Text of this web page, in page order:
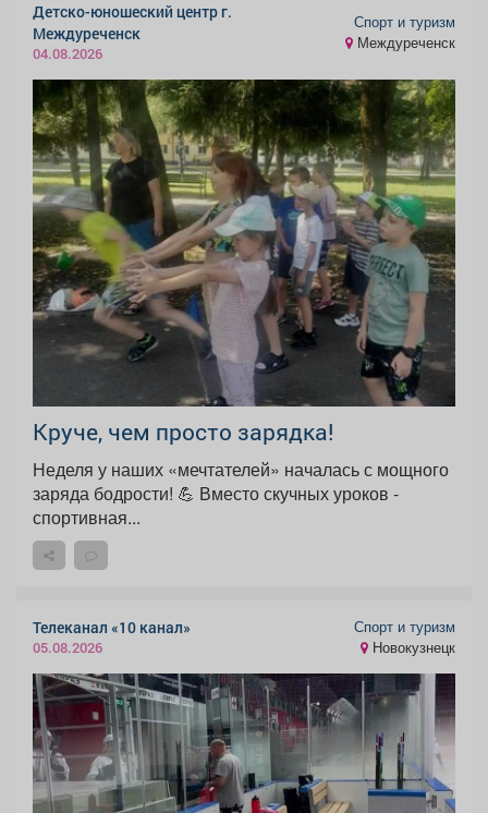
Детско-юношеский центр г.
Междуреченск
04.08.2026
Спорт и туризм
Междуреченск
Круче, чем просто зарядка!
Неделя у наших «мечтателей» началась с мощного
заряда бодрости! 💪 Вместо скучных уроков -
спортивная...
Телеканал «10 канал»
05.08.2026
Спорт и туризм
Новокузнецк